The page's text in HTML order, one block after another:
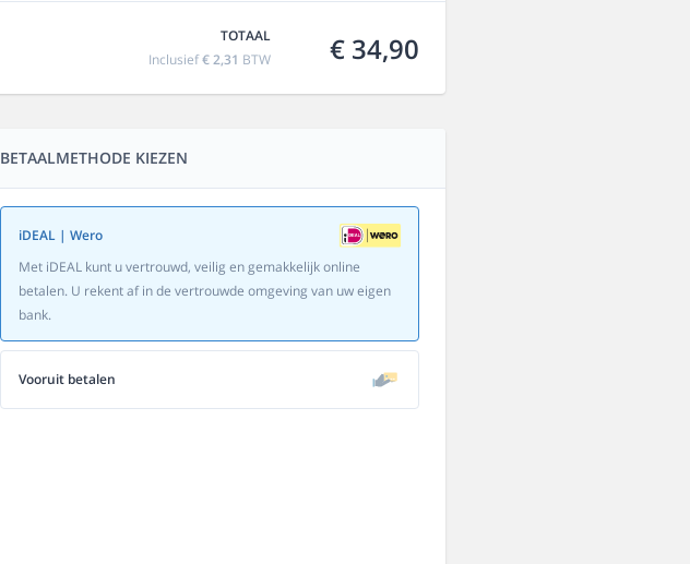
TOTAAL
Inclusief€ 2,31 BTW € 34,90
BETAALMETHODE KIEZEN
iDEAL | Wero
Met iDEAL kunt u vertrouwd, veilig en gemakkelijk online
betalen. U rekent af in de vertrouwde omgeving van uw eigen
bank.
Vooruit betalen